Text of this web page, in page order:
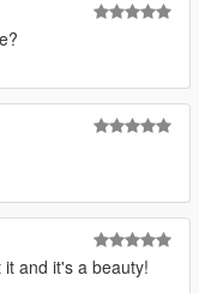
and it's a beauty!